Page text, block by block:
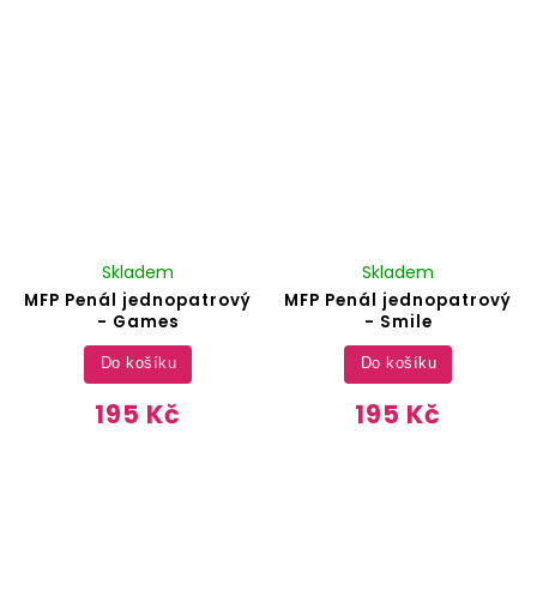
MFP Penál jednopatrový
- Games
Skladem
195 Kč
Do košíku
MFP Penál jednopatrový
- Smile
Skladem
195 Kč
Do košíku